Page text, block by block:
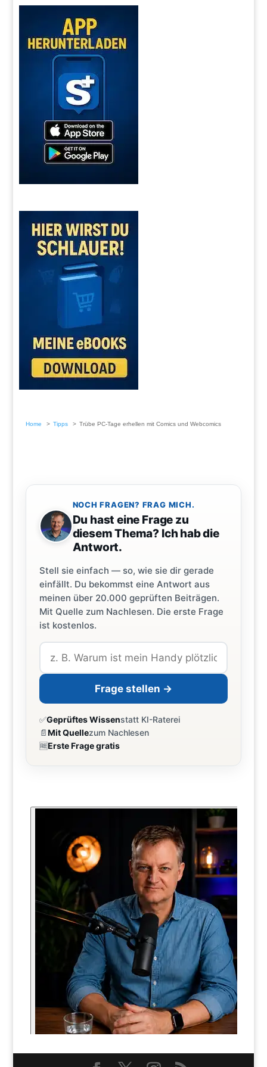
Home Tipps Trübe PC-Tage erhellen mit Comics und Webcomics
NOCH FRAGEN? FRAG MICH.
Du hast eine Frage zu
diesem Thema? Ich hab die
Antwort.
Stell sie einfach — so, wie sie dir gerade
einfällt. Du bekommst eine Antwort aus
meinen über 20.000 geprüften Beiträgen.
Mit Quelle zum Nachlesen. Die erste Frage
ist kostenlos.
Frage stellen →
✅Geprüftes Wissenstatt KI-Raterei
📄Mit Quellezum Nachlesen
🆓Erste Frage gratis